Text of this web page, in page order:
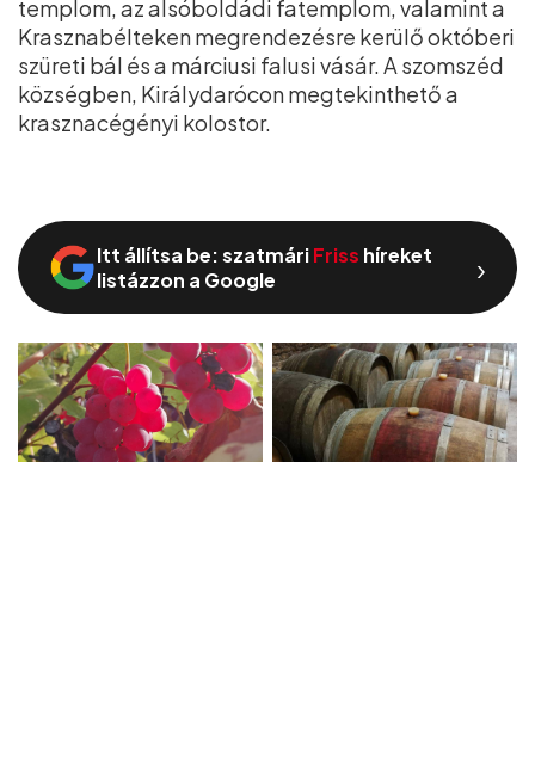
templom, az alsóboldádi fatemplom, valamint a
Krasznabélteken megrendezésre kerülő októberi
szüreti bál és a márciusi falusi vásár. A szomszéd
községben, Királydarócon megtekinthető a
krasznacégényi kolostor.
Itt állítsa be: szatmáriFriss híreket
listázzon a Google
›